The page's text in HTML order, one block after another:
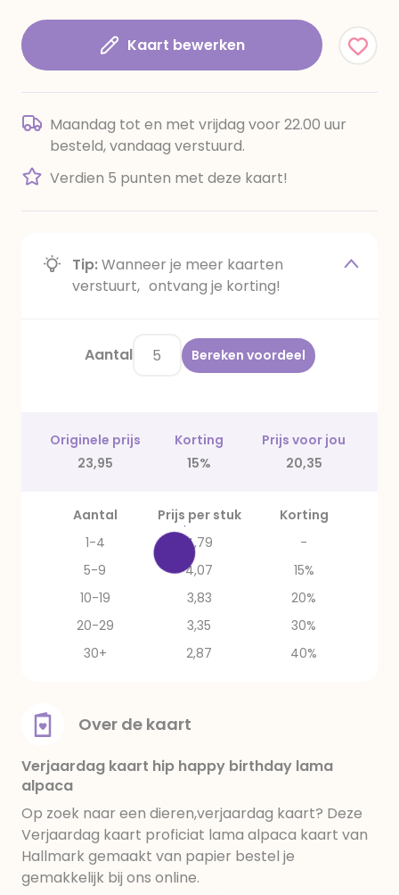
Kaart bewerken
Maandag tot en met vrijdag voor 22.00 uur
besteld, vandaag verstuurd.
Verdien 5 punten met deze kaart!
Tip:Wanneer je meer kaarten
verstuurt, ontvang je korting!
Aantal Bereken voordeel
Originele prijs Korting
Prijs voor jou
23,95
15% 20,35
Aantal Prijs per stuk
Korting
1-4
4,79
-
5-9
4,07
15%
10-19
3,83
20%
20-29
3,35
30%
30+
2,87 40%
Over de kaart
Verjaardag kaart hip happy birthday lama
alpaca
Op zoek naar een dieren,verjaardag kaart? Deze
Verjaardag kaart proficiat lama alpaca kaart van
Hallmark gemaakt van papier bestel je
gemakkelijk bij ons online.